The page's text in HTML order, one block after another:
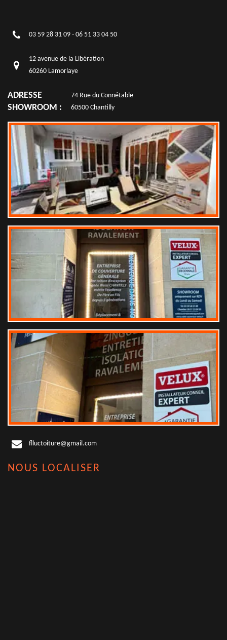
03 59 28 31 09 - 06 51 33 04 50
12 avenue de la Libération
60260 Lamorlaye
ADRESSE
SHOWROOM :
74 Rue du Connétable
60500 Chantilly
flluctoiture@gmail.com
NOUS LOCALISER